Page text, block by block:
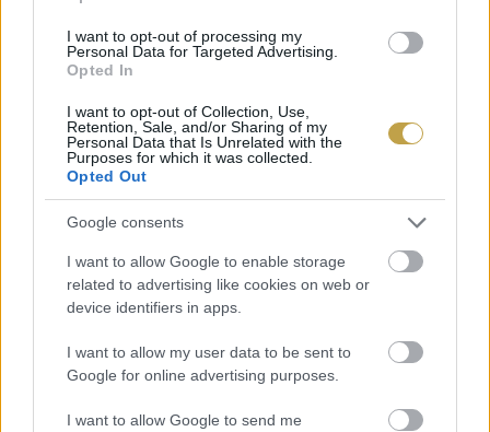
I want to opt-out of processing my
Personal Data for Targeted Advertising.
Opted In
I want to opt-out of Collection, Use,
Retention, Sale, and/or Sharing of my
Personal Data that Is Unrelated with the
Purposes for which it was collected.
Opted Out
Google consents
I want to allow Google to enable storage
related to advertising like cookies on web or
device identifiers in apps.
I want to allow my user data to be sent to
Google for online advertising purposes.
I want to allow Google to send me
Indulás:18.00-tól, amihez az Oroszlánostól
transzfert is biztosítanak!
Ha pedig megpihennénk azOroszlános Borhote
kényelmes ágyaiban ezt is megtehetjük! Akár az
Kerekdomb Fesztivál
LION20kuponkóddal a szobafoglalás
árából
20% kedvezményt
Címlapfotó és fotók: Oroszlános Borhotel